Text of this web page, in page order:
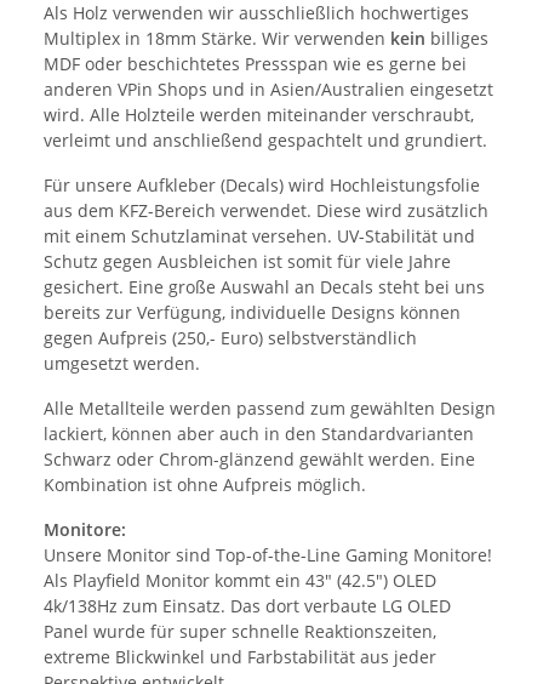
Als Holz verwenden wir ausschließlich hochwertiges
Multiplex in 18mm Stärke. Wir verwenden kein billiges
MDF oder beschichtetes Pressspan wie es gerne bei
anderen VPin Shops und in Asien/Australien eingesetzt
wird. Alle Holzteile werden miteinander verschraubt,
verleimt und anschließend gespachtelt und grundiert.
Für unsere Aufkleber (Decals) wird Hochleistungsfolie
aus dem KFZ-Bereich verwendet. Diese wird zusätzlich
mit einem Schutzlaminat versehen. UV-Stabilität und
Schutz gegen Ausbleichen ist somit für viele Jahre
gesichert. Eine große Auswahl an Decals steht bei uns
bereits zur Verfügung, individuelle Designs können
gegen Aufpreis (250,- Euro) selbstverständlich
umgesetzt werden.
Alle Metallteile werden passend zum gewählten Design
lackiert, können aber auch in den Standardvarianten
Schwarz oder Chrom-glänzend gewählt werden. Eine
Kombination ist ohne Aufpreis möglich.
Monitore:
Unsere Monitor sind Top-of-the-Line Gaming Monitore!
Als Playfield Monitor kommt ein 43" (42.5") OLED
4k/138Hz zum Einsatz. Das dort verbaute LG OLED
Panel wurde für super schnelle Reaktionszeiten,
extreme Blickwinkel und Farbstabilität aus jeder